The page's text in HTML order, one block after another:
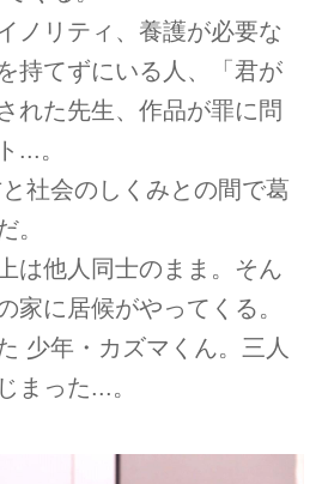
ノリティ、養護が必要な
持てずにいる人、「君が
れた先生、作品が罪に問
...。
社会のしくみとの間で葛
。
は他人同士のまま。そん
家に居候がやってくる。
少年・カズマくん。三人
まった...。